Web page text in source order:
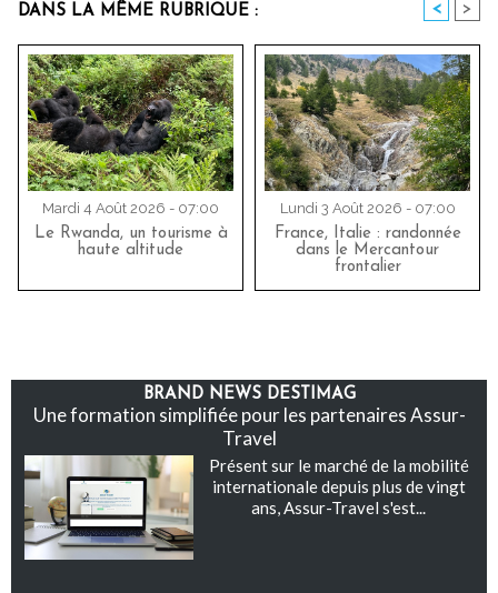
DANS LA MÊME RUBRIQUE : < >
Mardi 4 Août 2026 - 07:00
Le Rwanda, un tourisme à
haute altitude
Lundi 3 Août 2026 - 07:00
France, Italie : randonnée
dans le Mercantour
frontalier
BRAND NEWS DESTIMAG
Une formation simplifiée pour les partenaires Assur-
Travel
Présent sur le marché de la mobilité
internationale depuis plus de vingt
ans, Assur-Travel s'est...